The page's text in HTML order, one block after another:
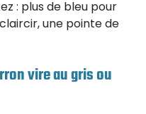
: plus de bleu pour
une pointe de
vire au gris ou